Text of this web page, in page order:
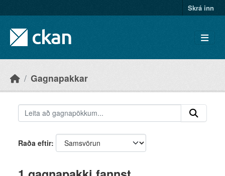
Skrá inn
Gagnapakkar
Raða eftir